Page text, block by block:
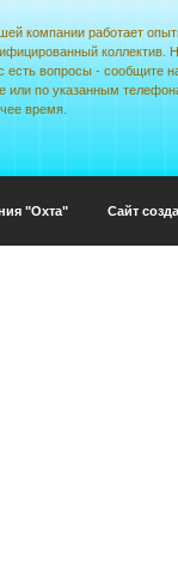
компании работает
коллектив.
есть вопросы - сообщите
или по указанным
время.
"Охта" Сайт